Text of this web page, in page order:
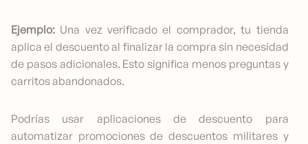
Ejemplo: Una vez verificado el comprador, tu tienda
aplica el descuento al finalizar la compra sin necesidad
de pasos adicionales. Esto significa menos preguntas y
carritos abandonados.
Podrías usar aplicaciones de descuento para
automatizar promociones de descuentos militares y